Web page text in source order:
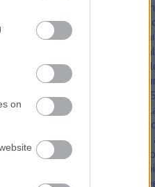
on
Joskar-Olán
Gázbizottság
Gazdasági és
Szombathelyen
Szombathely Hunyadi út
Szombathely
Hajléktalanok
Hajnal utca Szombathely
Hárofit KHE
Használt sütőolaj gyűjtőpont
Házhoz megyünk!
Szombathely
Hobbisták